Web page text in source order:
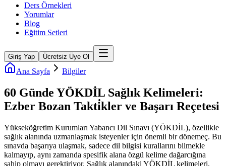
Ders Örnekleri
Yorumlar
Blog
Eğitim Setleri
Giriş Yap Ücretsiz Üye Ol
Ana Sayfa Bilgiler
60 Günde YÖKDİL Sağlık Kelimeleri:
Ezber Bozan Takti̇kler ve Başarı Reçetesi
Yükseköğretim Kurumları Yabancı Dil Sınavı (YÖKDİL), özellikle
sağlık alanında uzmanlaşmak isteyenler için önemli bir dönemeç. Bu
sınavda başarıya ulaşmak, sadece dil bilgisi kurallarını bilmekle
kalmayıp, aynı zamanda spesifik alana özgü kelime dağarcığına
sahip olmayı gerektiriyor. Sağlık alanındaki YÖKDİL kelimeleri,